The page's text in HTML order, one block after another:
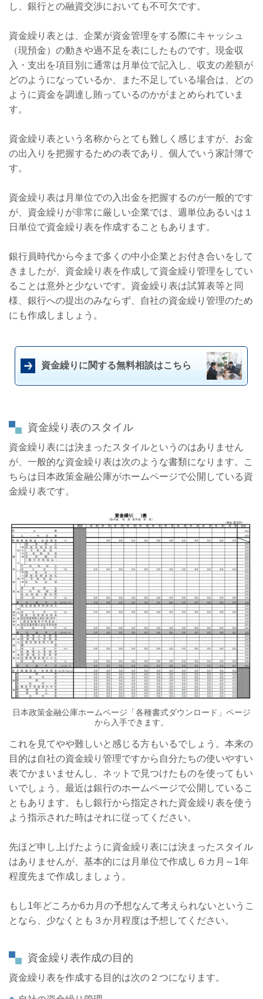
し、銀行との融資交渉においても不可欠です。
資金繰り表とは、企業が資金管理をする際にキャッシュ
（現預金）の動きや過不足を表にしたものです。現金収
入・支出を項目別に通常は月単位で記入し、収支の差額が
どのようになっているか、また不足している場合は、どの
ように資金を調達し賄っているのかがまとめられていま
す。
資金繰り表という名称からとても難しく感じますが、お金
の出入りを把握するための表であり、個人でいう家計簿で
す。
資金繰り表は月単位での入出金を把握するのが一般的です
が、資金繰りが非常に厳しい企業では、週単位あるいは１
日単位で資金繰り表を作成することもあります。
銀行員時代から今まで多くの中小企業とお付き合いをして
きましたが、資金繰り表を作成して資金繰り管理をしてい
ることは意外と少ないです。資金繰り表は試算表等と同
様、銀行への提出のみならず、自社の資金繰り管理のため
にも作成しましょう。
資金繰りに関する無料相談はこちら
資金繰り表のスタイル
資金繰り表には決まったスタイルというのはありません
が、一般的な資金繰り表は次のような書類になります。こ
ちらは日本政策金融公庫がホームページで公開している資
金繰り表です。
日本政策金融公庫ホームページ「 各種書式ダウンロード 」ページ
から入手できます。
これを見てやや難しいと感じる方もいるでしょう。本来の
目的は自社の資金繰り管理ですから自分たちの使いやすい
表でかまいませんし、ネットで見つけたものを使ってもい
いでしょう。最近は銀行のホームページで公開しているこ
ともあります。もし銀行から指定された資金繰り表を使う
よう指示された時はそれに従ってください。
先ほど申し上げたように資金繰り表には決まったスタイル
はありませんが、基本的には月単位で作成し６カ月～1年
程度先まで作成しましょう。
もし1年どころか6カ月の予想なんて考えられないというこ
となら、少なくとも３か月程度は予想してください。
資金繰り表作成の目的
資金繰り表を作成する目的は次の２つになります。